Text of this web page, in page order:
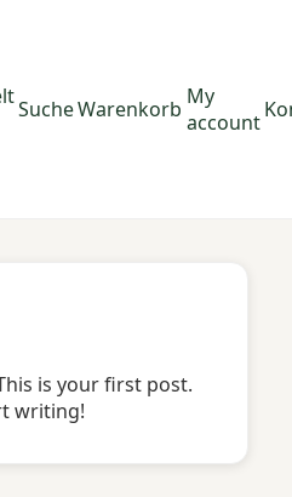
SucheWarenkorb My
account
is your first post.
writing!